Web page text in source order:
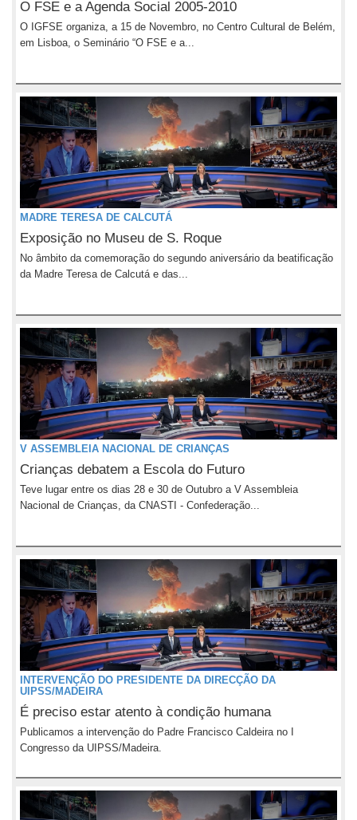
O FSE e a Agenda Social 2005-2010
O IGFSE organiza, a 15 de Novembro, no Centro Cultural de Belém,
em Lisboa, o Seminário “O FSE e a...
MADRE TERESA DE CALCUTÁ
Exposição no Museu de S. Roque
No âmbito da comemoração do segundo aniversário da beatificação
da Madre Teresa de Calcutá e das...
V ASSEMBLEIA NACIONAL DE CRIANÇAS
Crianças debatem a Escola do Futuro
Teve lugar entre os dias 28 e 30 de Outubro a V Assembleia
Nacional de Crianças, da CNASTI - Confederação...
INTERVENÇÃO DO PRESIDENTE DA DIRECÇÃO DA
UIPSS/MADEIRA
É preciso estar atento à condição humana
Publicamos a intervenção do Padre Francisco Caldeira no I
Congresso da UIPSS/Madeira.